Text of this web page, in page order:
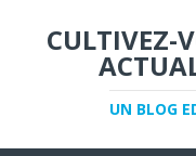
CULTIVEZ-
UN BLOG